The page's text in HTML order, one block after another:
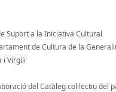
Suport a la Iniciativa Cultural
de Cultura de la
i Virgili
del Catàleg col·lectiu